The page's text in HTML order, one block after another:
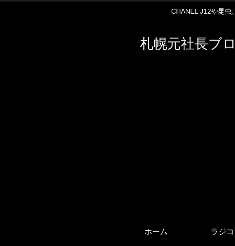
CHANEL J12や昆虫
札幌元社長ブ
ホーム ラジ